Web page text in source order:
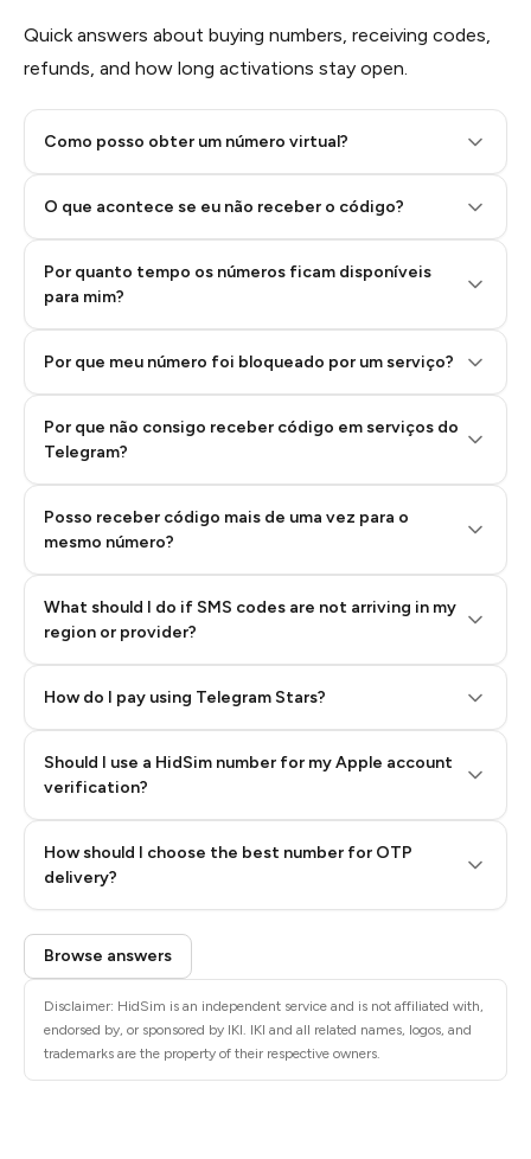
Quick answers about buying numbers, receiving codes,
refunds, and how long activations stay open.
Como posso obter um número virtual?
O que acontece se eu não receber o código?
Por quanto tempo os números ficam disponíveis
para mim?
Por que meu número foi bloqueado por um serviço?
Por que não consigo receber código em serviços do
Telegram?
Posso receber código mais de uma vez para o
mesmo número?
What should I do if SMS codes are not arriving in my
region or provider?
How do I pay using Telegram Stars?
Step 2: Buy Stars in Telegram
Step 3: Pay our bot with Stars
Should I use a HidSim number for my Apple account
verification?
How should I choose the best number for OTP
delivery?
Quality High To Low
Price High To
Low
Browse answers
Disclaimer: HidSim is an independent service and is not affiliated with,
endorsed by, or sponsored by IKI. IKI and all related names, logos, and
trademarks are the property of their respective owners.